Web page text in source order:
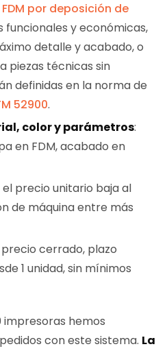
FDM por deposición de
funcionales y económicas,
detalle y acabado, o
piezas técnicas sin
definidas en la norma de
52900.
color y parámetros:
en FDM, acabado en
el precio unitario baja al
de máquina entre más
precio cerrado, plazo
1 unidad, sin mínimos
impresoras hemos
con este sistema. La